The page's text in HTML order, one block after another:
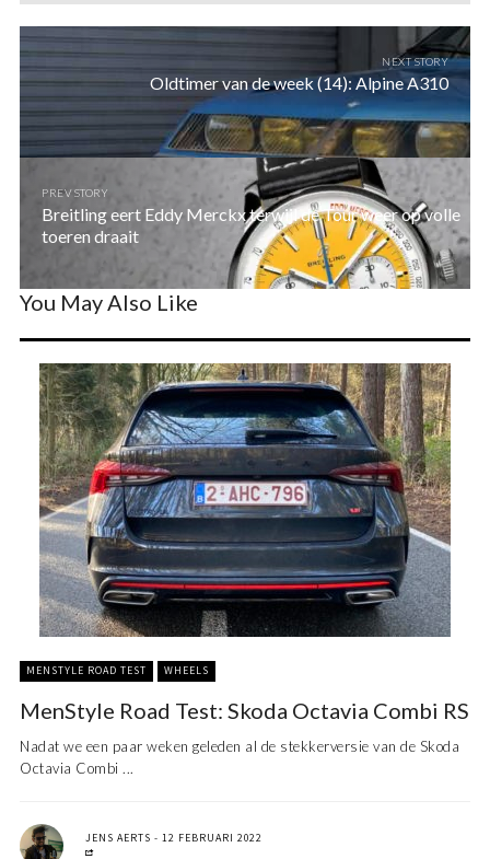
NEXT STORY
Oldtimer van de week (14): Alpine A310
PREV STORY
Breitling eert Eddy Merckx terwijl de Tour weer op volle
toeren draait
You May Also Like
MENSTYLE ROAD TEST WHEELS
MenStyle Road Test: Skoda Octavia Combi RS
Nadat we een paar weken geleden al de stekkerversie van de Skoda
Octavia Combi ...
JENS AERTS 12 FEBRUARI 2022